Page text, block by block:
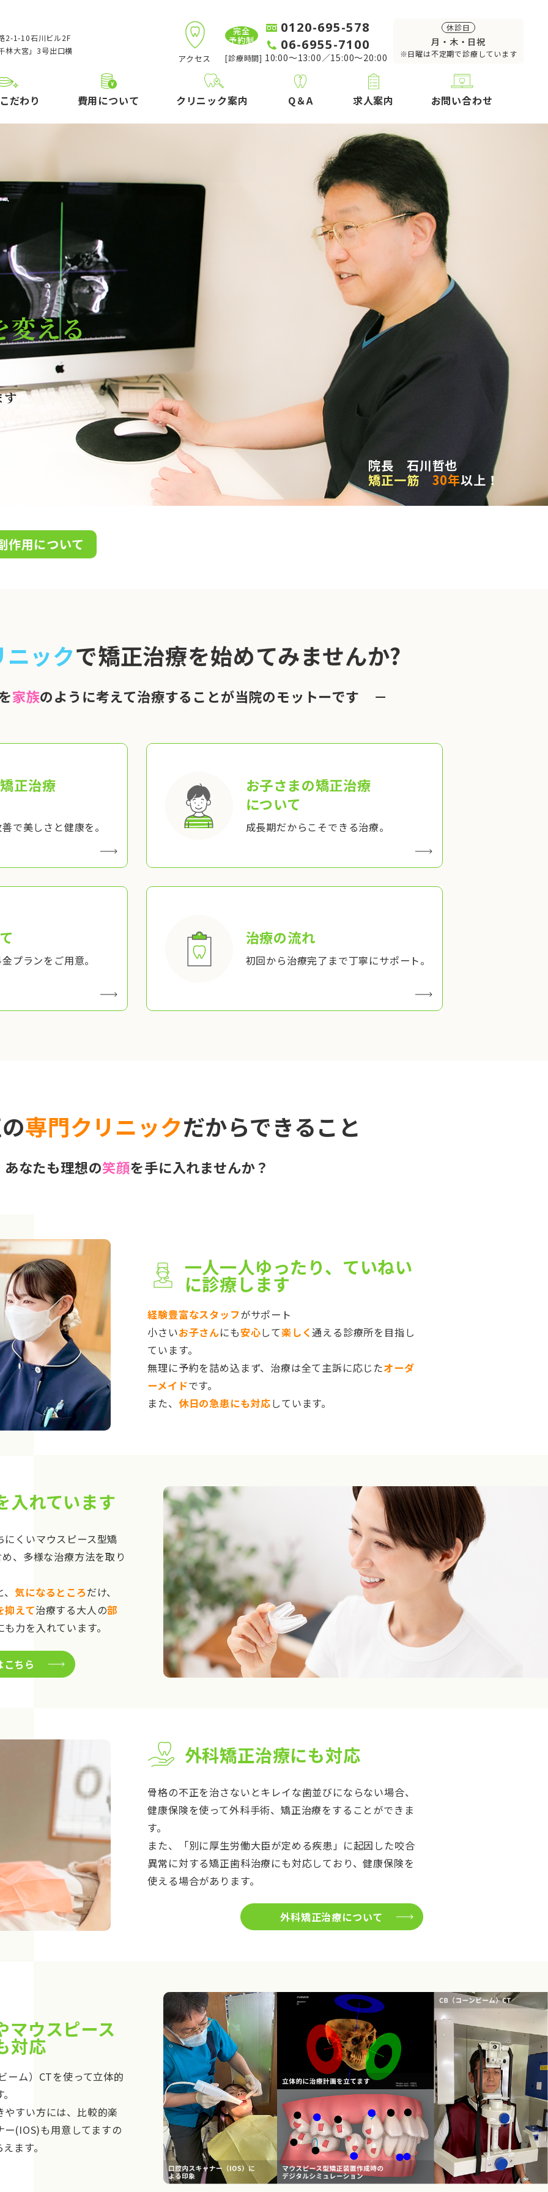
2-1-10石川ビル2F
林大宮」3号出口横
アクセス
完全
予約制
0120-695-578
06-6955-7100
[診療時間] 10:00～13:00／15:00～20:00
休診日
月・木・日祝
※日曜は不定期で診療しています
だわり 費用について クリニック案内 Q＆A 求人案内 お問い合わせ
変える
す
院長 石川哲也
矯正一筋
30年以上！
作用について
ックで矯正治療を始めてみませんか?
家族のように考えて治療することが当院のモットーです －
正治療
で美しさと健康を。
お子さまの矯正治療
について
成長期だからこそできる治療。
プランをご用意。
治療の流れ
初回から治療完了まで丁寧にサポート。
専門クリニックだからできること
あなたも理想の笑顔を手に入れませんか？
一人一人ゆったり、ていねい
に診療します
経験豊富なスタッフがサポート
小さいお子さんにも安心して楽しく通える診療所を目指し
ています。
無理に予約を詰め込まず、治療は全て主訴に応じたオーダ
ーメイドです。
また、 休日の急患にも対応 しています。
入れています
くいマウスピース型矯
、多様な治療方法を取り
、気になるところだけ、
抑えて治療する大人の部
も力を入れています。
ちら
外科矯正治療にも対応
骨格の不正を治さないとキレイな歯並びにならない場合、
健康保険を使って外科手術、矯正治療をすることができま
す。
また、「別に厚生労働大臣が定める疾患」に起因した咬合
異常に対する矯正歯科治療にも対応しており、健康保険を
使える場合があります。
外科矯正治療について
マウスピース
対応
ーム）CTを使って立体的
すい方には、比較的楽
(IOS)も用意してますの
ます。